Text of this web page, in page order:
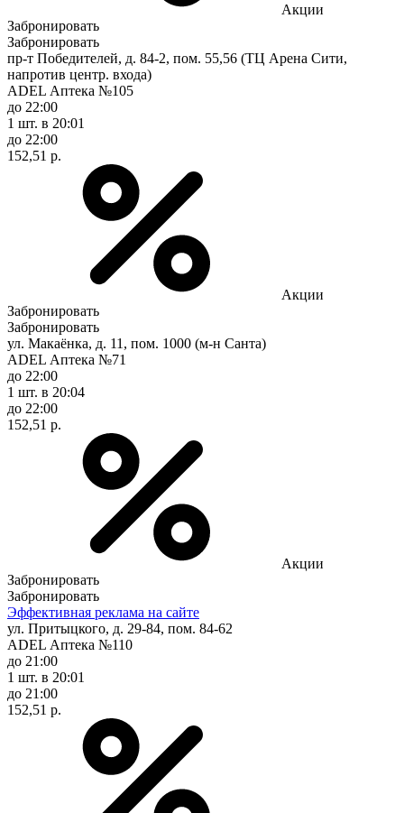
Акции
Забронировать
Забронировать
пр-т Победителей, д. 84-2, пом. 55,56 (ТЦ Арена Сити,
напротив центр. входа)
ADEL Аптека №105
до 22:00
1 шт. в 20:01
до 22:00
152,51 р.
Акции
Забронировать
Забронировать
ул. Макаёнка, д. 11, пом. 1000 (м-н Санта)
ADEL Аптека №71
до 22:00
1 шт. в 20:04
до 22:00
152,51 р.
Акции
Забронировать
Забронировать
Эффективная реклама на сайте
ул. Притыцкого, д. 29-84, пом. 84-62
ADEL Аптека №110
до 21:00
1 шт. в 20:01
до 21:00
152,51 р.